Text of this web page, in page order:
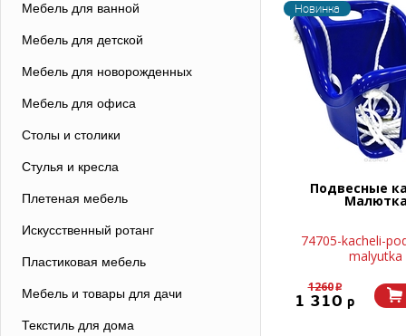
Мебель для ванной
Мебель для детской
Мебель для новорожденных
Мебель для офиса
Столы и столики
Стулья и кресла
Плетеная мебель
Искусственный ротанг
Пластиковая мебель
Мебель и товары для дачи
Текстиль для дома
Новинка
Подвесные
74705-kacheli-
malyutka
1260p
1 310 p